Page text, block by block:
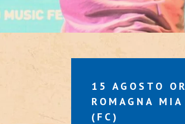
15 AGOSTO
ROMAGNA
(FC)